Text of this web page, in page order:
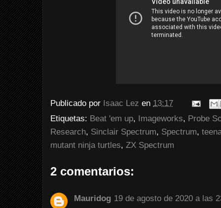
Publicado por Isaac Lez en 13:17
Etiquetas: Beat 'em up, Imageworks, Probe
Research, Sinclair Spectrum, Spectrum,
mutant ninja turtles, ZX Spectrum
2 comentarios:
Mauridog 19 de agosto de 2020 a las